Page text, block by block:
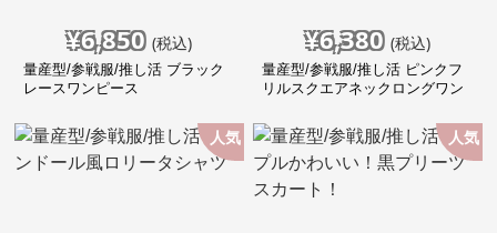
¥6,850 (税込)
量産型/参戦服/推し活 ブラック
レースワンピース
¥6,380 (税込)
量産型/参戦服/推し活 ピンクフ
リルスクエアネックロングワン
人気 人気